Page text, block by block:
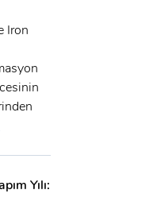
Iron
Yılı: